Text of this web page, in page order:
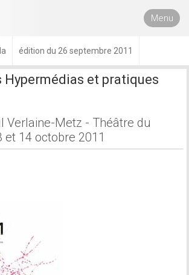
Menu
édition du 26 septembre 2011
Hypermédias et pratiques
Verlaine-Metz - Théâtre du
et 14 octobre 2011